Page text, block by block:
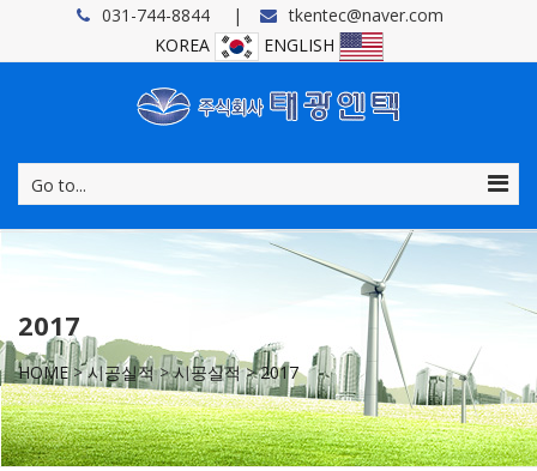
031-744-8844
tkentec@naver.com
KOREA
ENGLISH
Go to...
2017
HOME>시공실적>시공실적>2017